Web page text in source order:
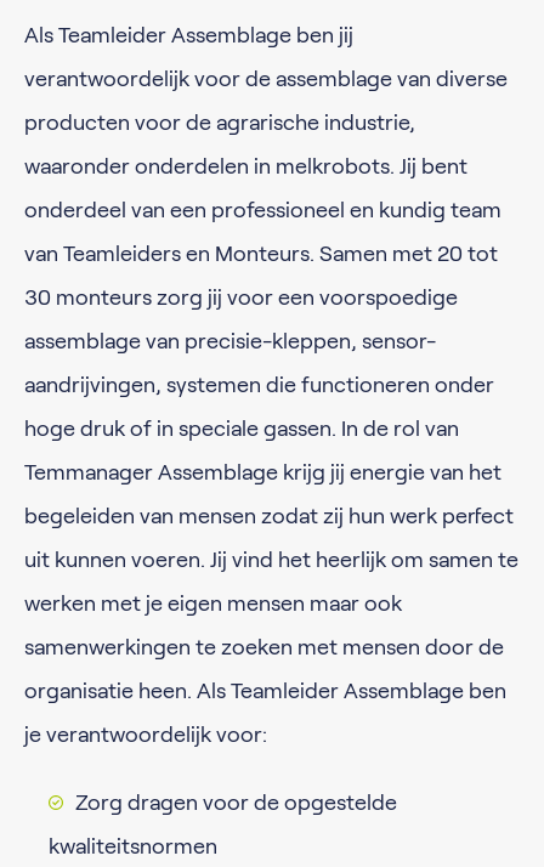
Als Teamleider Assemblage ben jij
verantwoordelijk voor de assemblage van diverse
producten voor de agrarische industrie,
waaronder onderdelen in melkrobots. Jij bent
onderdeel van een professioneel en kundig team
van Teamleiders en Monteurs. Samen met 20 tot
30 monteurs zorg jij voor een voorspoedige
assemblage van precisie-kleppen, sensor-
aandrijvingen, systemen die functioneren onder
hoge druk of in speciale gassen. In de rol van
Temmanager Assemblage krijg jij energie van het
begeleiden van mensen zodat zij hun werk perfect
uit kunnen voeren. Jij vind het heerlijk om samen te
werken met je eigen mensen maar ook
samenwerkingen te zoeken met mensen door de
organisatie heen. Als Teamleider Assemblage ben
je verantwoordelijk voor:
Zorg dragen voor de opgestelde
kwaliteitsnormen